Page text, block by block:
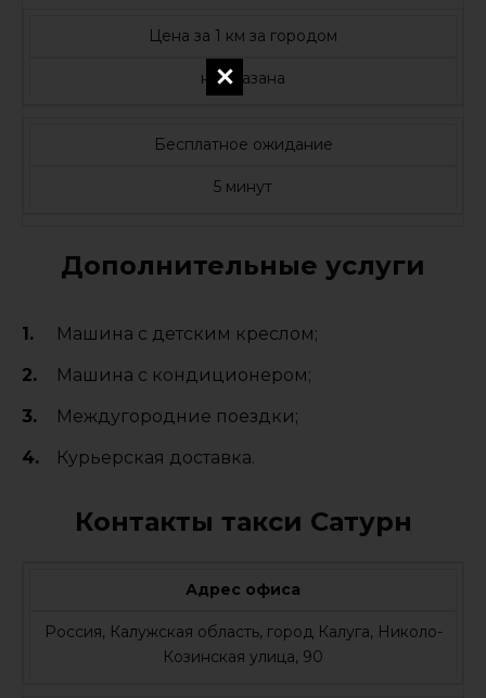
Цена за 1 км за городом
не указана
Бесплатное ожидание
5 минут
Дополнительные услуги
Машина с детским креслом;
Машина с кондиционером;
Междугородние поездки;
Курьерская доставка.
Контакты такси Сатурн
Адрес офиса
Россия, Калужская область, город Калуга, Николо-
Козинская улица, 90